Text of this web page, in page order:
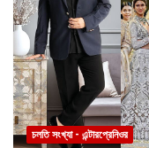
চলতি সংখ্যা - এন্টারপ্রেনিওর